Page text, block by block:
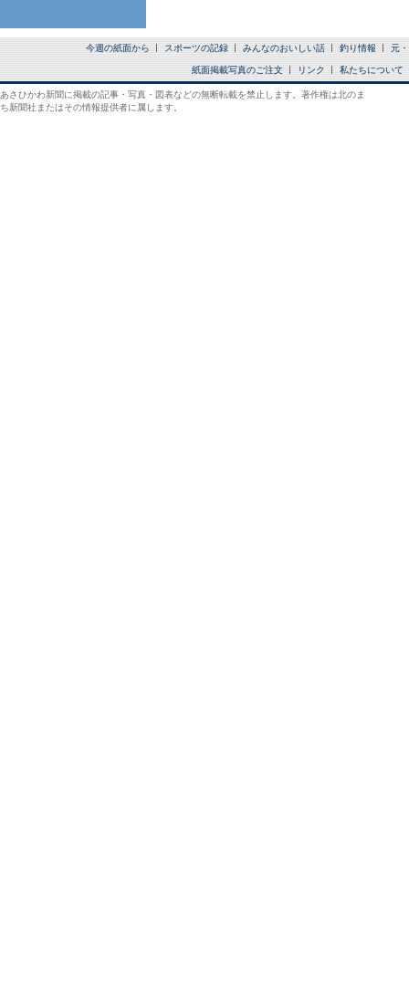
今週の紙面から スポーツの記録 みんなのおいしい話 釣り情報 元
紙面掲載写真のご注文 リンク 私たちについて
あさひかわ新聞に掲載の記事・写真・図表などの無断転載を禁止します。著作権は北のま
ち新聞社またはその情報提供者に属します。